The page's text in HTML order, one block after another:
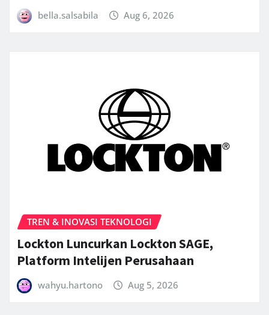
bella.salsabila Aug 6, 2026
TREN & INOVASI TEKNOLOGI
Lockton Luncurkan Lockton SAGE,
Platform Intelijen Perusahaan
wahyu.hartono Aug 5, 2026